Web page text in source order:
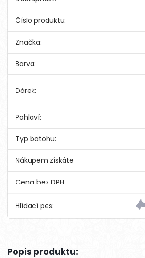
Číslo produktu:
Značka:
Barva:
Dárek:
Pohlaví:
Typ batohu:
Nákupem získáte
Hlídací pes:
Popis produktu: